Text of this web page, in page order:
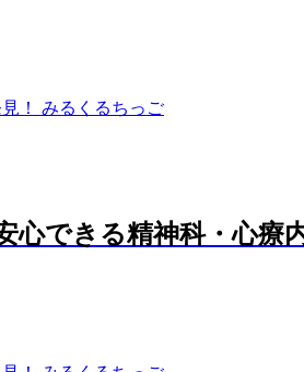
！ みるくるちっご
心できる精神科・心療